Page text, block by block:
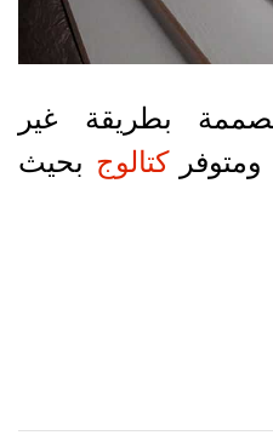
بطريقة غير
ومتوفركتالوج بحيث